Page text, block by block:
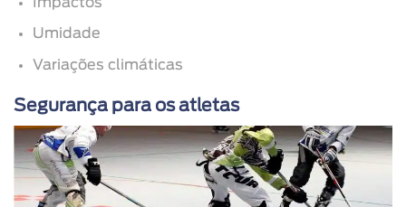
Umidade
Variações climáticas
Segurança para os atletas